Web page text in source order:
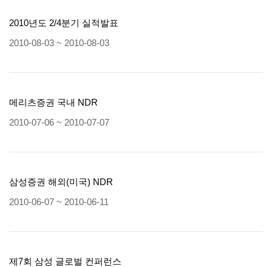
2010년도 2/4분기 실적발표
2010-08-03 ~ 2010-08-03
메리츠증권 국내 NDR
2010-07-06 ~ 2010-07-07
삼성증권 해외(미국) NDR
2010-06-07 ~ 2010-06-11
제7회 삼성 글로벌 컨퍼런스